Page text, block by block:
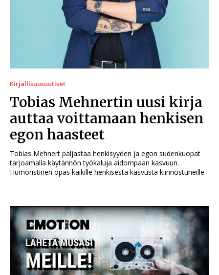
Kirjallisuusuutiset
Tobias Mehnertin uusi kirja
auttaa voittamaan henkisen
egon haasteet
Tobias Mehnert paljastaa henkisyyden ja egon sudenkuopat
tarjoamalla käytännön työkaluja aidompaan kasvuun.
Humoristinen opas kaikille henkisestä kasvusta kiinnostuneille.